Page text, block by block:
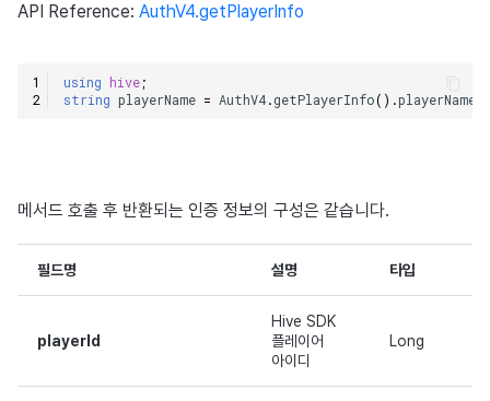
API Reference: AuthV4.getPlayerInfo
using hive;
string playerName = AuthV4.getPlayerInfo().playerName
메서드 호출 후 반환되는 인증 정보의 구성은 같습니다.
필드명 설명 타입
playerId
Hive SDK
플레이어
아이디
Long